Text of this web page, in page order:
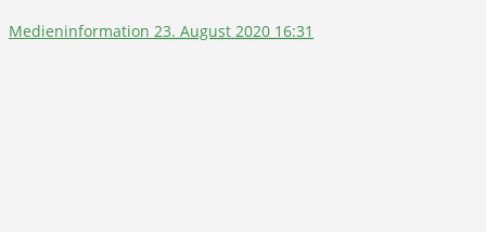
Medieninformation 23. August 2020 16:31